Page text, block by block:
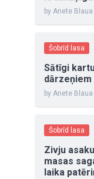
by Anete Blaua
Šobrīd lasa
Sātīgi
by Anete Blaua
Šobrīd lasa
Zivju
masas
laika